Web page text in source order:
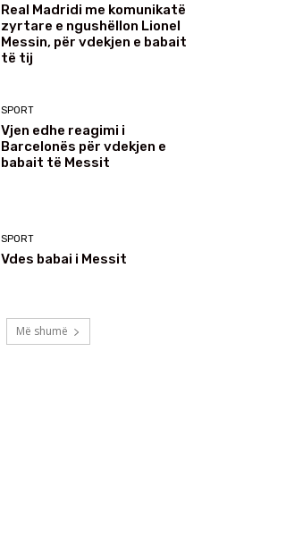
Real Madridi me komunikatë
zyrtare e ngushëllon Lionel
Messin, për vdekjen e babait
të tij
SPORT
Vjen edhe reagimi i
Barcelonës për vdekjen e
babait të Messit
SPORT
Vdes babai i Messit
Më shumë